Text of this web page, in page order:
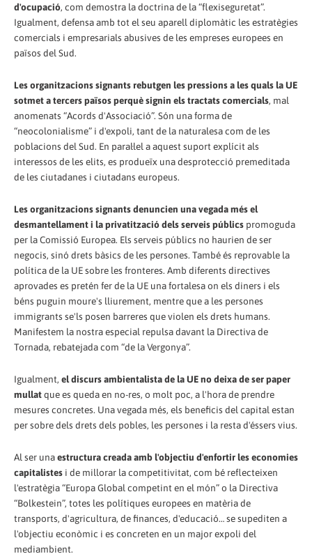
d'ocupació, com demostra la doctrina de la “flexiseguretat”.
Igualment, defensa amb tot el seu aparell diplomàtic les estratègies
comercials i empresarials abusives de les empreses europees en
països del Sud.
Les organitzacions signants rebutgen les pressions a les quals la UE
sotmet a tercers països perquè signin els tractats comercials, mal
anomenats “Acords d'Associació”. Són una forma de
“neocolonialisme” i d'expoli, tant de la naturalesa com de les
poblacions del Sud. En paral·lel a aquest suport explícit als
interessos de les elits, es produeïx una desprotecció premeditada
de les ciutadanes i ciutadans europeus.
Les organitzacions signants denuncien una vegada més el
desmantellament i la privatització dels serveis públics promoguda
per la Comissió Europea. Els serveis públics no haurien de ser
negocis, sinó drets bàsics de les persones. També és reprovable la
política de la UE sobre les fronteres. Amb diferents directives
aprovades es pretén fer de la UE una fortalesa on els diners i els
béns puguin moure's lliurement, mentre que a les persones
immigrants se'ls posen barreres que violen els drets humans.
Manifestem la nostra especial repulsa davant la Directiva de
Tornada, rebatejada com “de la Vergonya”.
Igualment, el discurs ambientalista de la UE no deixa de ser paper
mullatque es queda en no-res, o molt poc, a l'hora de prendre
mesures concretes. Una vegada més, els beneficis del capital estan
per sobre dels drets dels pobles, les persones i la resta d'éssers vius.
Al ser unaestructura creada amb l'objectiu d'enfortir les economies
capitalistes i de millorar la competitivitat, com bé reflecteixen
l'estratègia “Europa Global competint en el món” o la Directiva
“Bolkestein”, totes les polítiques europees en matèria de
transports, d'agricultura, de finances, d'educació… se supediten a
l'objectiu econòmic i es concreten en un major expoli del
mediambient.